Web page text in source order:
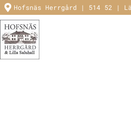
Hofsnäs Herrgård | 514 52 |